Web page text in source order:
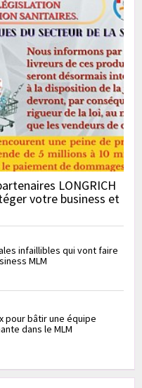
LONGRICH
votre business et
infaillibles qui vont faire
MLM
pour bâtir une équipe
dans le MLM